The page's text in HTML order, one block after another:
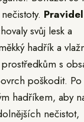
svůj lesk a
hadřík a
s
poškodit.
hadříkem, aby
nečistot,